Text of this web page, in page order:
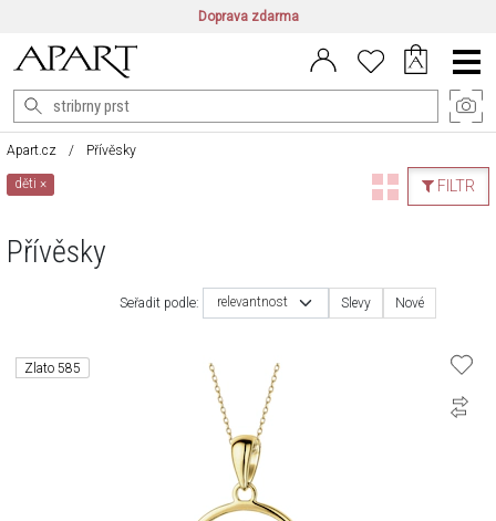
Doprava zdarma
CZ/CZK | EN/EUR PL/PLN
Main
Menu
Apart.cz Přívěsky
FILTR
děti×
Přívěsky
Seřadit podle: relevantnost Slevy Nové
Zlato 585